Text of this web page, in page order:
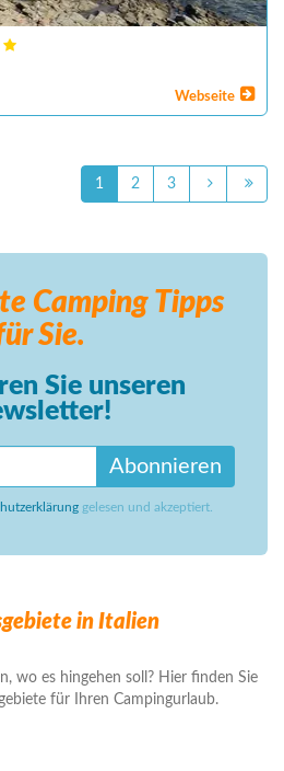
Webseite
1 2 3
Camping Tipps
Sie.
Sie unseren
Abonnieren
gelesen und akzeptiert.
in Italien
wo es hingehen soll? Hier finden Sie
für Ihren Campingurlaub.